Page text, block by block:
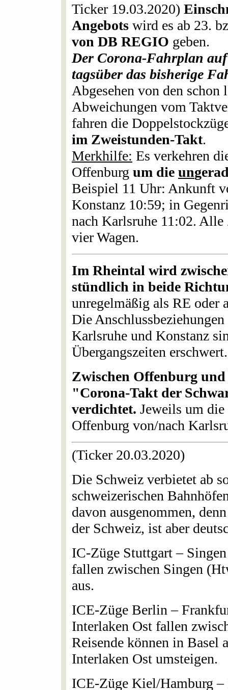
Ticker 19.03.2020)
Angebots wird es ab 23.
von DB REGIO geben.
Der Corona-Fahrplan
tagsüber das bisherige
Abgesehen von den schon
Abweichungen vom
fahren die
im Zweistunden-Takt.
Merkhilfe: Es verkehren
Offenburg um die un
Beispiel 11 Uhr: Ankunft
Konstanz 10:59; in
nach Karlsruhe 11:02.
vier Wagen.
Im Rheintal wird
stündlich in beide
unregelmäßig als RE oder
Die
Karlsruhe und Konstanz
Übergangszeiten erschwert.
Zwischen Offenburg
"Corona-Takt der
verdichtet. Jeweils um die
Offenburg von/nach
(Ticker 20.03.2020)
Die Schweiz verbietet ab
schweizerischen
davon ausgenommen,
der Schweiz, ist aber
IC-Züge Stuttgart –
fallen zwischen Singen
aus.
ICE-Züge Berlin –
Interlaken Ost fallen
Reisende können in Basel
Interlaken Ost umsteigen.
ICE-Züge Kiel/Hamburg